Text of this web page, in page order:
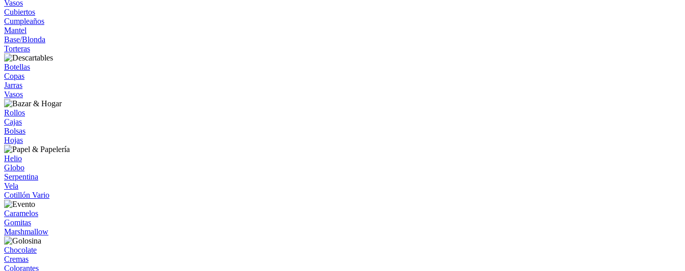
Vasos
Cubiertos
Cumpleaños
Mantel
Base/Blonda
Torteras
Botellas
Copas
Jarras
Vasos
Rollos
Cajas
Bolsas
Hojas
Helio
Globo
Serpentina
Vela
Cotillón Vario
Caramelos
Gomitas
Marshmallow
Chocolate
Cremas
Colorantes